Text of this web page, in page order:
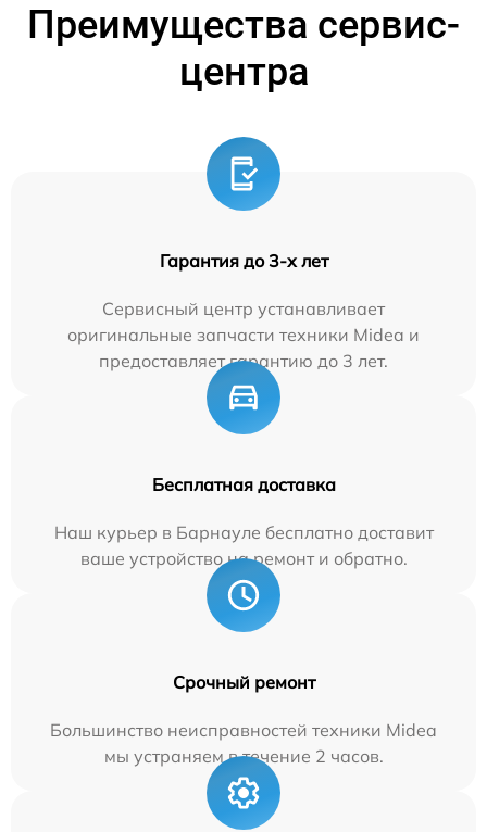
Преимущества сервис-
центра
Гарантия до 3-х лет
Сервисный центр устанавливает
оригинальные запчасти техники Midea и
предоставляет гарантию до 3 лет.
Бесплатная доставка
Наш курьер в Барнауле бесплатно доставит
ваше устройство на ремонт и обратно.
Срочный ремонт
Большинство неисправностей техники Midea
мы устраняем в течение 2 часов.